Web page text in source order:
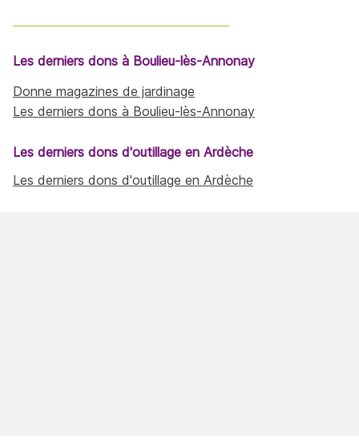
Les derniers dons à Boulieu-lès-Annonay
Donne magazines de jardinage
Les derniers dons à Boulieu-lès-Annonay
Les derniers dons d'outillage en Ardèche
Les derniers dons d'outillage en Ardèche